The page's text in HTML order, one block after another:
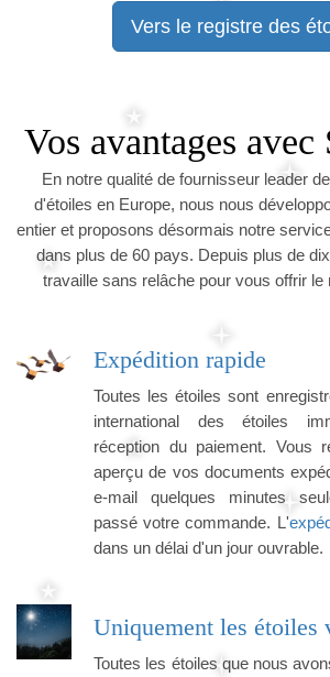
Vers le registre des
Vos avantages
En notre qualité de fournisseur leader
d'étoiles en Europe, nous nous
entier et proposons désormais notre
dans plus de 60 pays. Depuis plus de
travaille sans relâche pour vous offrir le
Expédition rapide
Toutes les étoiles sont
international des étoiles
réception du paiement. Vous
aperçu de vos documents
e-mail quelques minutes
passé votre commande. L'
dans un délai d'un jour ouvrable.
Uniquement les étoiles
Toutes les étoiles que nous